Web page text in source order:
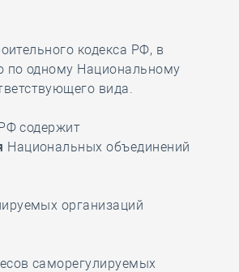
кодекса РФ, в
по одному Национальному
вида.
содержит
Национальных объединений
организаций
саморегулируемых